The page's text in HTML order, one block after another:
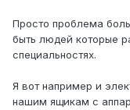
Просто проблема
быть людей которые
специальностях.
Я вот например и
нашим ящикам с